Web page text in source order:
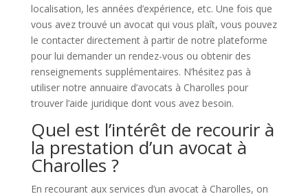
localisation, les années d’expérience, etc. Une fois que
vous avez trouvé un avocat qui vous plaît, vous pouvez
le contacter directement à partir de notre plateforme
pour lui demander un rendez-vous ou obtenir des
renseignements supplémentaires. N’hésitez pas à
utiliser notre annuaire d’avocats à Charolles pour
trouver l’aide juridique dont vous avez besoin.
Quel est l’intérêt de recourir à
la prestation d’un avocat à
Charolles ?
En recourant aux services d’un avocat à Charolles, on